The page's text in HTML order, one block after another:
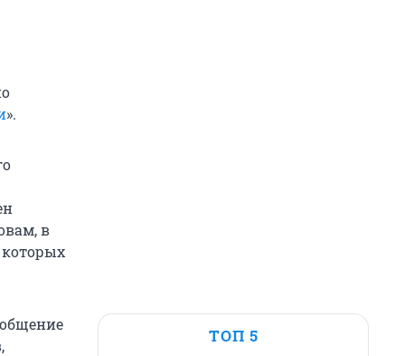
».
в
ТОП 5